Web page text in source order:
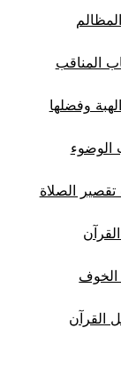
المناقب
وفضلها
الوضوء
الصلاة
الخوف
القرآن